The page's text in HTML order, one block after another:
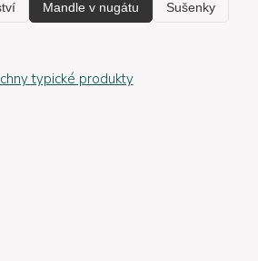
v této selekci, pochází výhradně od
můžete ochutnat skutečné
kvalitysneopakovatelnou chutí
typické produkty